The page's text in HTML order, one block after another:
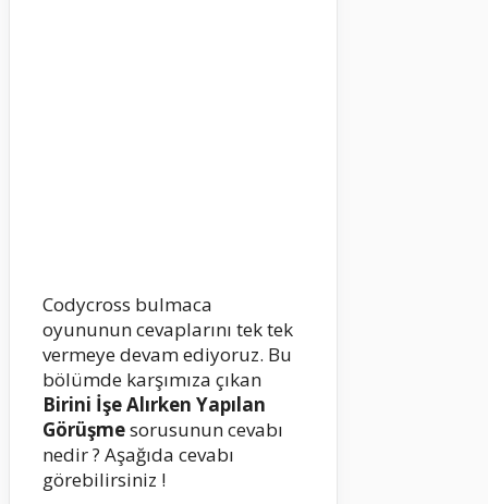
Codycross bulmaca
oyununun cevaplarını tek tek
vermeye devam ediyoruz. Bu
bölümde karşımıza çıkan
Birini İşe Alırken Yapılan
Görüşmesorusunun cevabı
nedir ? Aşağıda cevabı
görebilirsiniz !